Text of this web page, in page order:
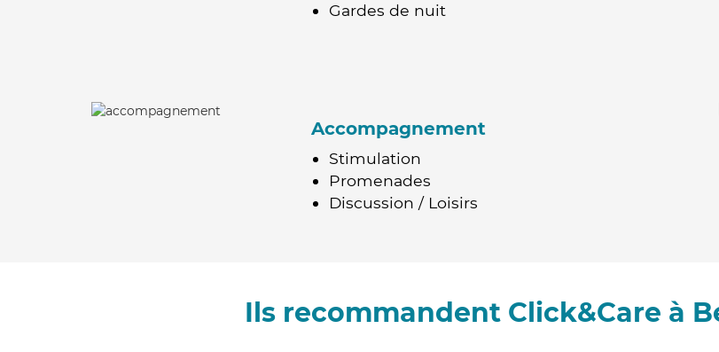
Gardes de nuit
Accompagnement
Stimulation
Promenades
Discussion / Loisirs
Ils recommandent Click&Care à